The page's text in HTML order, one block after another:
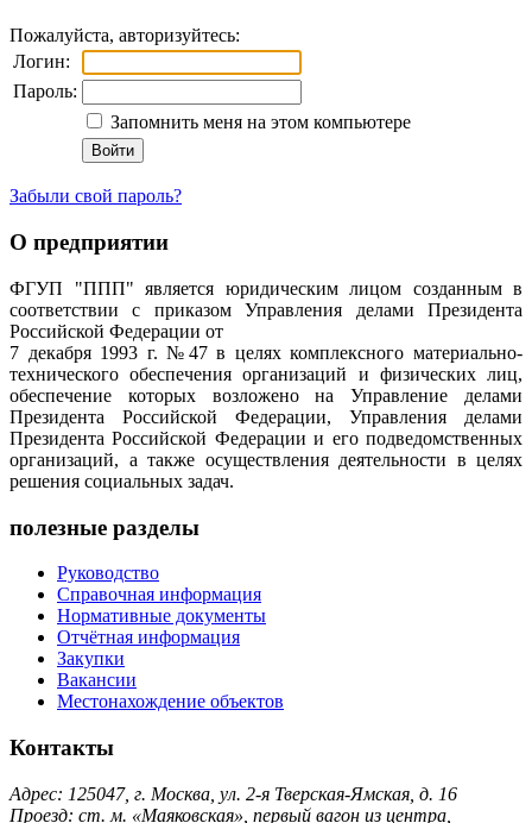
Пожалуйста, авторизуйтесь:
Логин:
Пароль:
Запомнить меня на этом компьютере
Забыли свой пароль?
О предприятии
ФГУП "ППП" является юридическим лицом созданным в
соответствии с приказом Управления делами Президента
Российской Федерации от
7 декабря 1993 г. №47 в целях комплексного материально-
технического обеспечения организаций и физических лиц,
обеспечение которых возложено на Управление делами
Президента Российской Федерации, Управления делами
Президента Российской Федерации и его подведомственных
организаций, а также осуществления деятельности в целях
решения социальных задач.
полезные разделы
Руководство
Справочная информация
Нормативные документы
Отчётная информация
Закупки
Вакансии
Местонахождение объектов
Контакты
Адрес: 125047, г. Москва, ул. 2-я Тверская-Ямская, д. 16
Проезд: ст. м. «Маяковская», первый вагон из центра,